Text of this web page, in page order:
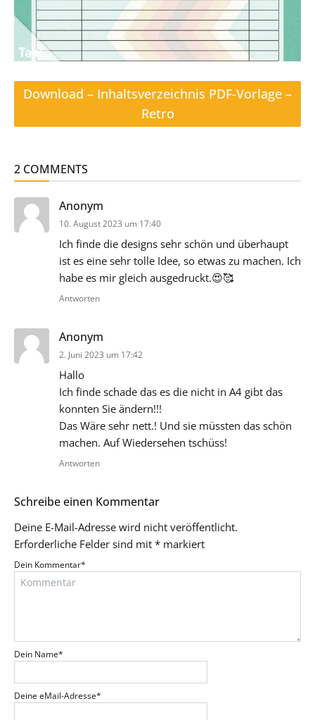
Download – Inhaltsverzeichnis PDF-Vorlage –
Retro
2 COMMENTS
Anonym
10. August 2023 um 17:40
Ich finde die designs sehr schön und überhaupt
ist es eine sehr tolle Idee, so etwas zu machen. Ich
habe es mir gleich ausgedruckt.😍🥰
Antworten
Anonym
2. Juni 2023 um 17:42
Hallo
Ich finde schade das es die nicht in A4 gibt das
konnten Sie ändern!!!
Das Wäre sehr nett.! Und sie müssten das schön
machen. Auf Wiedersehen tschüss!
Antworten
Schreibe einen Kommentar
Deine E-Mail-Adresse wird nicht veröffentlicht.
Erforderliche Felder sind mit * markiert
Dein Kommentar*
Dein Name*
Deine eMail-Adresse*